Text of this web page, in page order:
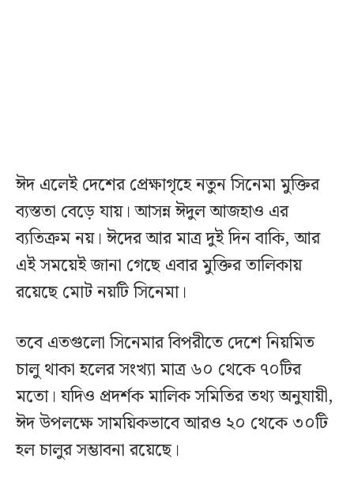
ঈদ এলেই দেশের প্রেক্ষাগৃহে নতুন সিনেমা মুক্তির
ব্যস্ততা বেড়ে যায়। আসন্ন ঈদুল আজহাও এর
ব্যতিক্রম নয়। ঈদের আর মাত্র দুই দিন বাকি, আর
এই সময়েই জানা গেছে এবার মুক্তির তালিকায়
রয়েছে মোট নয়টি সিনেমা।
তবে এতগুলো সিনেমার বিপরীতে দেশে নিয়মিত
চালু থাকা হলের সংখ্যা মাত্র ৬০ থেকে ৭০টির
মতো। যদিও প্রদর্শক মালিক সমিতির তথ্য অনুযায়ী,
ঈদ উপলক্ষে সাময়িকভাবে আরও ২০ থেকে ৩০টি
হল চালুর সম্ভাবনা রয়েছে।